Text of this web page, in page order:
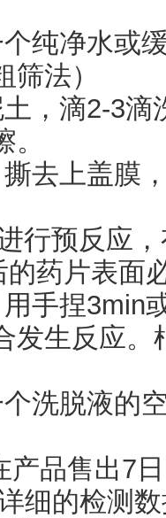
纯净水或
法）
，滴2-3
去上盖膜
行预反应
药片表面
手捏3min
发生反应
洗脱液的
产品售出7
细的检测